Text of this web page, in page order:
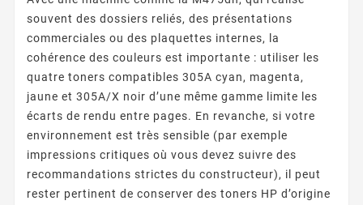
souvent des dossiers reliés, des présentations
commerciales ou des plaquettes internes, la
cohérence des couleurs est importante : utiliser les
quatre toners compatibles 305A cyan, magenta,
jaune et 305A/X noir d’une même gamme limite les
écarts de rendu entre pages. En revanche, si votre
environnement est très sensible (par exemple
impressions critiques où vous devez suivre des
recommandations strictes du constructeur), il peut
rester pertinent de conserver des toners HP d’origine